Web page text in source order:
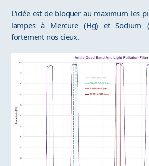
L'idée est de bloquer au maximum les
lampes à Mercure (Hg) et Sodium
fortement nos cieux.